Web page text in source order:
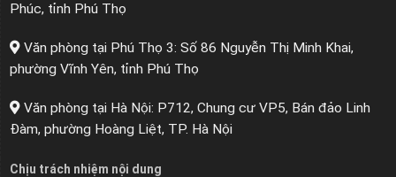
Phúc, tỉnh Phú Thọ
Văn phòng tại Phú Thọ 3: Số 86 Nguyễn Thị Minh Khai,
phường Vĩnh Yên, tỉnh Phú Thọ
Văn phòng tại Hà Nội: P712, Chung cư VP5, Bán đảo Linh
Đàm, phường Hoàng Liệt, TP. Hà Nội
Chịu trách nhiệm nội dung